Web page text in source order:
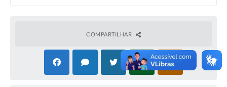
COMPARTILHAR